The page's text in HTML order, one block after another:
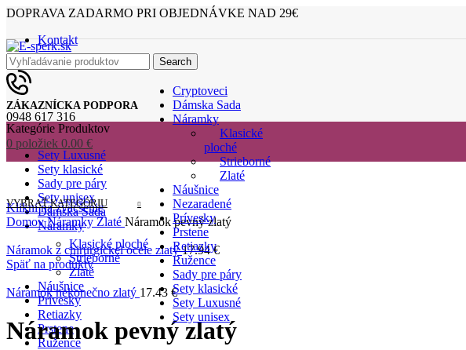
DOPRAVA ZADARMO PRI OBJEDNÁVKE NAD 29€
Kontakt
VYBRAŤ KATEGÓRIU
Cryptoveci
Dámska Sada
Náramky
Klasické
ploché
Strieborné
Zlaté
Náušnice
Nezaradené
Prívesky
Prstene
Retiazky
Ružence
Sady pre páry
Sety klasické
Sety Luxusné
Sety unisex
Search
ZÁKAZNÍCKA PODPORA
0948 617 316
0 položiek 0.00 €
Kategórie Produktov
Sety Luxusné
Sety klasické
Sady pre páry
Sety unisex
Dámska Sada
Náramky
Klasické ploché
Strieborné
Zlaté
Náušnice
Prívesky
Retiazky
Prstene
Ružence
Klikni na zväčšenie
DomovNáramkyZlaté Náramok pevný zlatý
Náramok z chirurgickel ocele zlatý17.94€
Späť na produkty
Náramok nekonečno zlatý 17.43 €
Náramok pevný zlatý